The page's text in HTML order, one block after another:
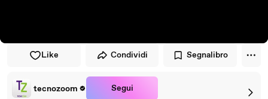
Like Condividi Segnalibro
tecnozoom Segui